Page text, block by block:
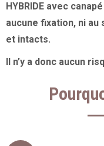
HYBRIDE avec
aucune fixation, ni
et intacts.
Il n’y a donc aucun